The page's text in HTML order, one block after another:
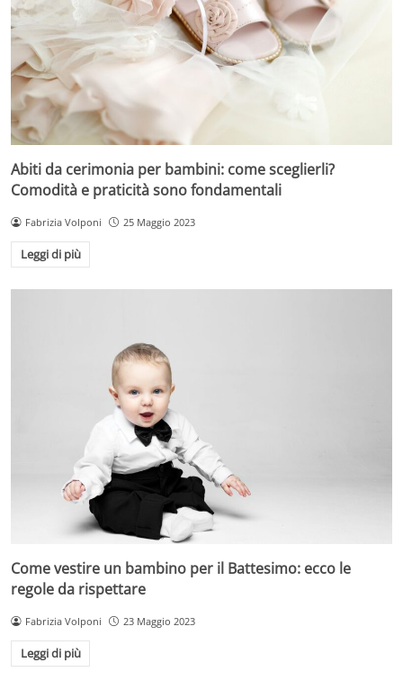
Abiti da cerimonia per bambini: come sceglierli?
Comodità e praticità sono fondamentali
Fabrizia Volponi 25 Maggio 2023
Leggi di più
Come vestire un bambino per il Battesimo: ecco le
regole da rispettare
Fabrizia Volponi 23 Maggio 2023
Leggi di più